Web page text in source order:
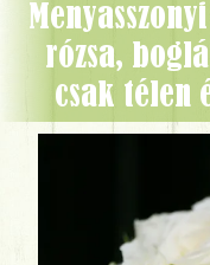
menyasszonyi csokor (rózsa, bokros
rózsa,
csak télen